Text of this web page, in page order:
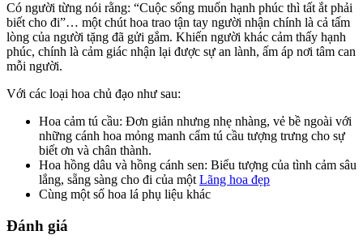
Có người từng nói rằng: “Cuộc sống muốn hạnh phúc thì tất ắt phải
biết cho đi”… một chút hoa trao tận tay người nhận chính là cả tấm
lòng của người tặng đã gửi gắm. Khiến người khác cảm thấy hạnh
phúc, chính là cảm giác nhận lại được sự an lành, ấm áp nơi tâm can
mỗi người.
Với các loại hoa chủ đạo như sau:
Hoa cảm tú cầu: Đơn giản nhưng nhẹ nhàng, vẻ bề ngoài với
những cánh hoa mỏng manh cẩm tú cầu tượng trưng cho sự
biết ơn và chân thành.
Hoa hồng dâu và hồng cánh sen: Biểu tượng của tình cảm sâu
lắng, sẵng sàng cho đi của mộtLãng hoa đẹp
Cùng một số hoa lá phụ liệu khác
Đánh giá